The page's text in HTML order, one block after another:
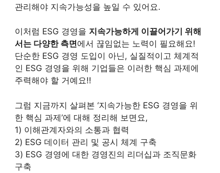
관리해야 지속가능성을 높일 수 있어요.
이처럼 ESG 경영을 지속가능하게 이끌어가기 위해
서는 다양한 측면에서 끊임없는 노력이 필요해요!
단순한 ESG 경영 도입이 아닌, 실질적이고 체계적
인 ESG 경영을 위해 기업들은 이러한 핵심 과제에
주력해야 할 거예요!!
그럼 지금까지 살펴본 ‘지속가능한 ESG 경영을 위
한 핵심 과제’에 대해 정리해 보면요,
1) 이해관계자와의 소통과 협력
2) ESG 데이터 관리 및 공시 체계 구축
3) ESG 경영에 대한 경영진의 리더십과 조직문화
구축